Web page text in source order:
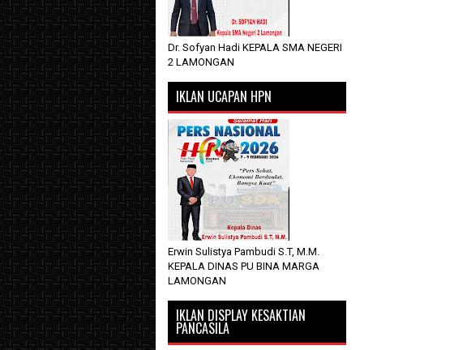
Dr. Sofyan Hadi KEPALA SMA NEGERI
2 LAMONGAN
IKLAN UCAPAN HPN
Erwin Sulistya Pambudi S.T, M.M.
KEPALA DINAS PU BINA MARGA
LAMONGAN
IKLAN DISPLAY KESAKTIAN
PANCASILA